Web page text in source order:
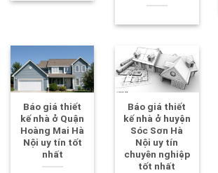
Báo giá thiết
kế nhà ở Quận
Hoàng Mai Hà
Nội uy tín tốt
nhất
Báo giá thiết
kế nhà ở huyện
Sóc Sơn Hà
Nội uy tín
chuyên nghiệp
tốt nhất